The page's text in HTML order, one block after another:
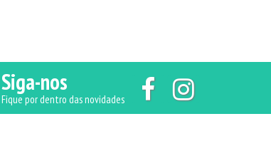
Siga-nos
Fique por dentro das novidades